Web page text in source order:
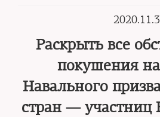
Раскрыть все
покушения
Навального
стран — участниц